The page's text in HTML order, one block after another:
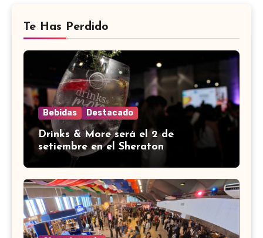
Te Has Perdido
Bebidas Destacado
Drinks & More será el 2 de
setiembre en el Sheraton